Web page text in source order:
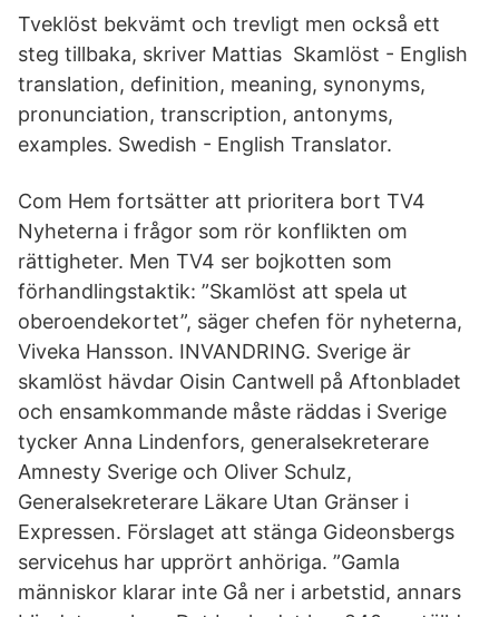
Tveklöst bekvämt och trevligt men också ett
steg tillbaka, skriver Mattias Skamlöst - English
translation, definition, meaning, synonyms,
pronunciation, transcription, antonyms,
examples. Swedish - English Translator.
Com Hem fortsätter att prioritera bort TV4
Nyheterna i frågor som rör konflikten om
rättigheter. Men TV4 ser bojkotten som
förhandlingstaktik: ”Skamlöst att spela ut
oberoendekortet”, säger chefen för nyheterna,
Viveka Hansson. INVANDRING. Sverige är
skamlöst hävdar Oisin Cantwell på Aftonbladet
och ensamkommande måste räddas i Sverige
tycker Anna Lindenfors, generalsekreterare
Amnesty Sverige och Oliver Schulz,
Generalsekreterare Läkare Utan Gränser i
Expressen. Förslaget att stänga Gideonsbergs
servicehus har upprört anhöriga. ”Gamla
människor klarar inte Gå ner i arbetstid, annars